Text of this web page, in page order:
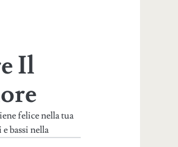
Il
felice nella tua
bassi nella